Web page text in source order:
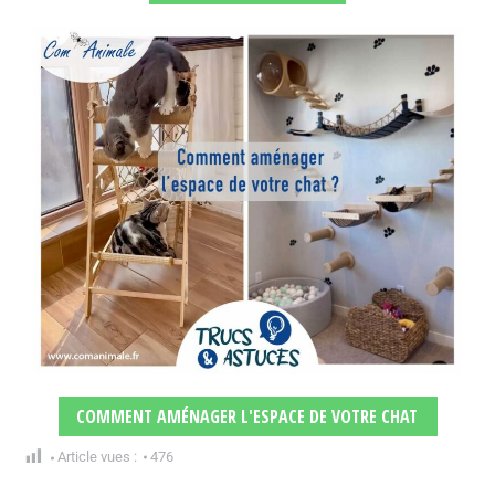
COMMENT AMÉNAGER L'ESPACE DE VOTRE CHAT
Article vues : 476